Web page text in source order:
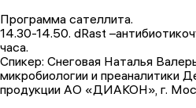
Программа сателлита.
14.30-14.50. dRast
часа.
Спикер: Снеговая Наталья
микробиологии и преаналитики
продукции АО «ДИАКОН», г.